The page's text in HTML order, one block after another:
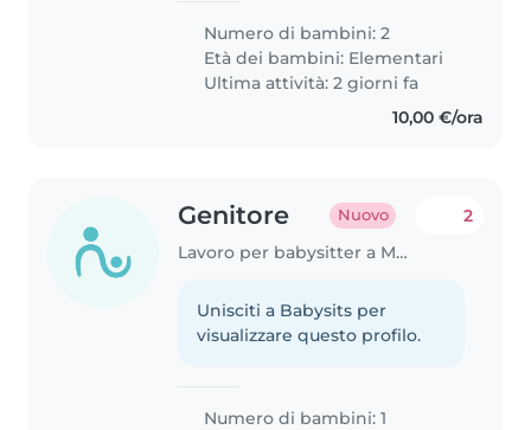
Numero di bambini: 2
Età dei bambini: Elementari
Ultima attività: 2 giorni fa
10,00 €/ora
Genitore Nuovo
Lavoro per babysitter a Modena
2
Unisciti a Babysits per
visualizzare questo profilo.
Numero di bambini: 1